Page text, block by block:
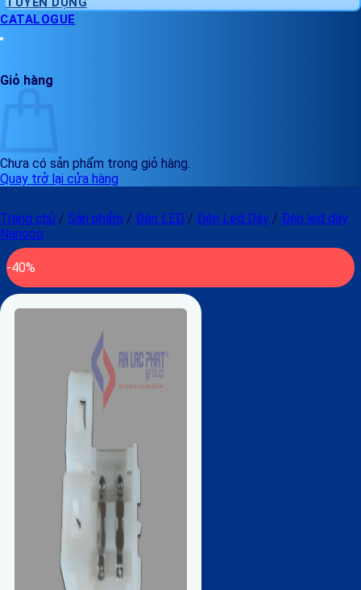
CATALOGUE
Giỏ hàng
Chưa có sản phẩm trong giỏ hàng.
Quay trở lại cửa hàng
Trang chủ / Sản phẩm / Đèn LED / Đèn Led Dây / Đèn led dây
Nanoco
-40%